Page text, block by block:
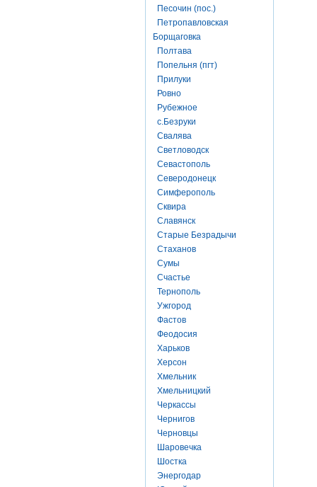
Песочин (пос.)
Петропавловская
Борщаговка
Полтава
Попельня (пгт)
Прилуки
Ровно
Рубежное
с.Безруки
Свалява
Светловодск
Севастополь
Северодонецк
Симферополь
Сквира
Славянск
Старые Безрадычи
Стаханов
Сумы
Счастье
Тернополь
Ужгород
Фастов
Феодосия
Харьков
Херсон
Хмельник
Хмельницкий
Черкассы
Чернигов
Черновцы
Шаровечка
Шостка
Энергодар